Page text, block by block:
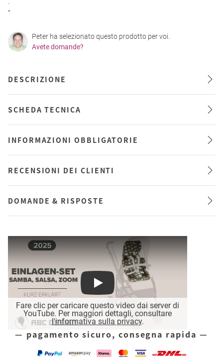
"
Peter ha selezionato questo prodotto per voi.
Avete domande?
DESCRIZIONE
SCHEDA TECNICA
INFORMAZIONI OBBLIGATORIE
RECENSIONI DEI CLIENTI
DOMANDE & RISPOSTE
Fare clic per caricare questo video dai server di
YouTube. Per maggiori dettagli, consultare
l'informativa sulla privacy.
Play
— pagamento sicuro, consegna rapida —